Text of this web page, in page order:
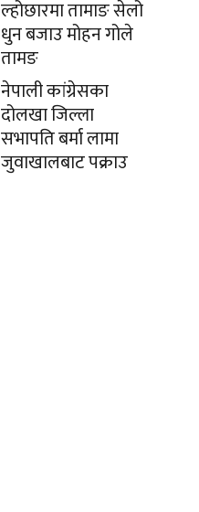
ल्होछारमा तामाङ सेलो
धुन बजाउ मोहन गोले
तामङ
नेपाली कांग्रेसका
दोलखा जिल्ला
सभापति बर्मा लामा
जुवाखालबाट पक्राउ